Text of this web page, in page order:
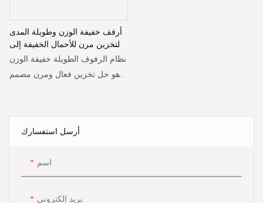
أرسل استفسارك
اسم
بريد إلكتروني
أرفف خفيفة الوزن وطويلة المدى
لتخزين مرن للأحمال الخفيفة إلى
المتوسطة
نظام الرفوف الطويلة خفيفة الوزن
هو حل تخزين فعال ومرن مصمم
ومساحات البيع بالتجزئة والمكاتب
التي تتطلب نظام تخزين منظم